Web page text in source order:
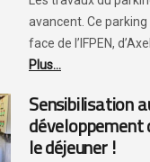
avancent. Ce
face de l’IFPEN,
Plus...
Sensibilisation
le déjeuner !